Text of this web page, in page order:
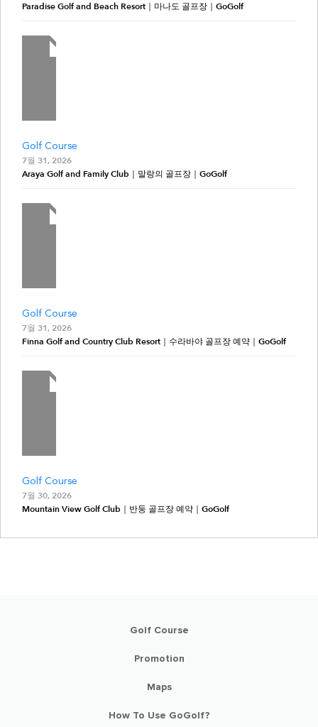
Paradise Golf and Beach Resort｜마나도 골프장｜GoGolf
Golf Course
7월 31, 2026
Araya Golf and Family Club｜말랑의 골프장｜GoGolf
Golf Course
7월 31, 2026
Finna Golf and Country Club Resort｜수라바야 골프장 예약｜GoGolf
Golf Course
7월 30, 2026
Mountain View Golf Club｜반둥 골프장 예약｜GoGolf
Golf Course
Promotion
Maps
How To Use GoGolf?